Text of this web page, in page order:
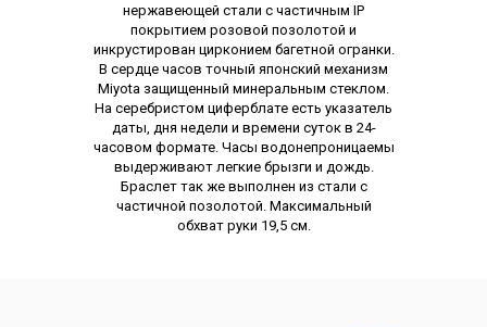
нержавеющей стали с частичным IP
покрытием розовой позолотой и
инкрустирован цирконием багетной огранки.
В сердце часов точный японский механизм
Miyota защищенный минеральным стеклом.
На серебристом циферблате есть указатель
даты, дня недели и времени суток в 24-
часовом формате. Часы водонепроницаемы
выдерживают легкие брызги и дождь.
Браслет так же выполнен из стали с
частичной позолотой. Максимальный
обхват руки 19,5 см.